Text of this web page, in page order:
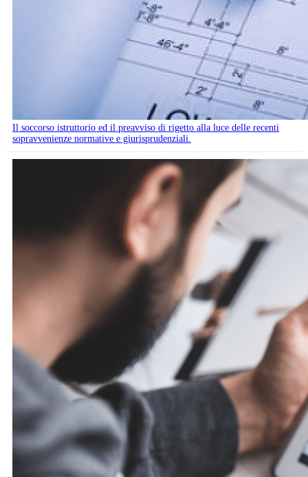
Il soccorso istruttorio ed il preavviso di rigetto alla luce delle recenti
sopravvenienze normative e giurisprudenziali.